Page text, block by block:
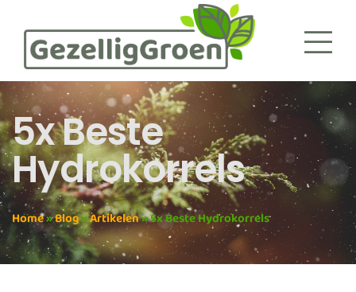
5x Beste
Hydrokorrels
Home»Blog»Artikelen»5x Beste Hydrokorrels